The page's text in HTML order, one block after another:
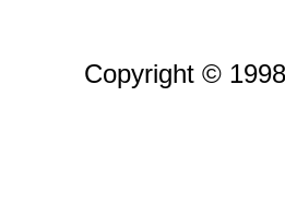
Copyright ©